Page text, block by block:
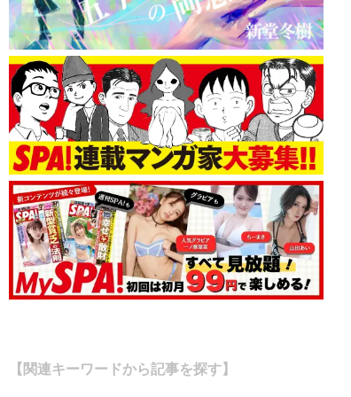
【関連キーワードから記事を探す】